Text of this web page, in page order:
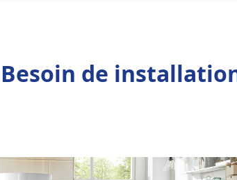
Besoin de